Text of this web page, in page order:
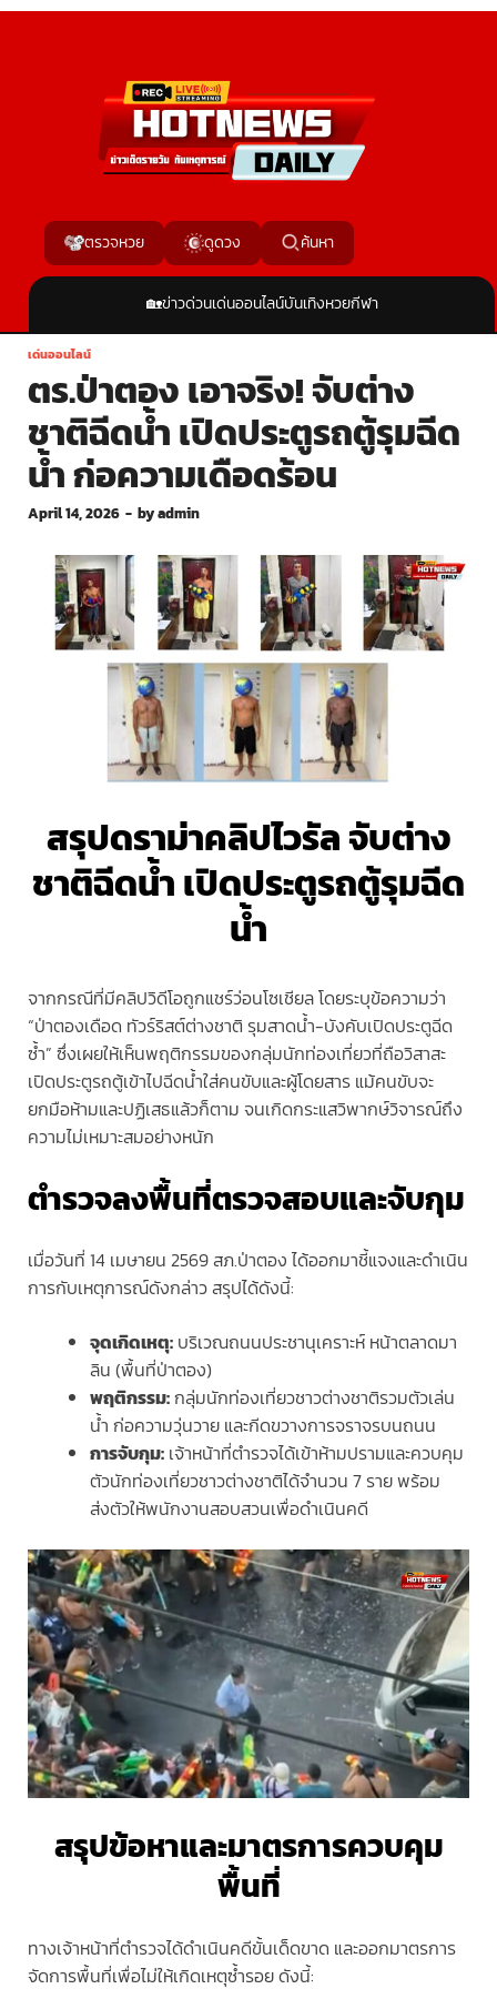
ตรวจหวย ดูดวง ค้นหา
🏡ข่าวด่วนเด่นออนไลน์บันเทิงหวยกีฬา
เด่นออนไลน์
ตร.ป่าตอง เอาจริง! จับต่าง
ชาติฉีดน้ำ เปิดประตูรถตู้รุมฉีด
น้ำ ก่อความเดือดร้อน
April 14, 2026 - byadmin
สรุปดราม่าคลิปไวรัลจับต่าง
ชาติฉีดน้ำเปิดประตูรถตู้รุมฉีด
น้ำ
จากกรณีที่มีคลิปวิดีโอถูกแชร์ว่อนโซเชียล โดยระบุข้อความว่า
“ป่าตองเดือด ทัวร์ริสต์ต่างชาติ รุมสาดน้ำ-บังคับเปิดประตูฉีด
ซ้ำ” ซึ่งเผยให้เห็นพฤติกรรมของกลุ่มนักท่องเที่ยวที่ถือวิสาสะ
เปิดประตูรถตู้เข้าไปฉีดน้ำใส่คนขับและผู้โดยสาร แม้คนขับจะ
ยกมือห้ามและปฏิเสธแล้วก็ตาม จนเกิดกระแสวิพากษ์วิจารณ์ถึง
ความไม่เหมาะสมอย่างหนัก
ตำรวจลงพื้นที่ตรวจสอบและจับกุม
เมื่อวันที่ 14 เมษายน 2569 สภ.ป่าตอง ได้ออกมาชี้แจงและดำเนิน
การกับเหตุการณ์ดังกล่าว สรุปได้ดังนี้:
จุดเกิดเหตุ: บริเวณถนนประชานุเคราะห์ หน้าตลาดมา
ลิน (พื้นที่ป่าตอง)
พฤติกรรม:กลุ่มนักท่องเที่ยวชาวต่างชาติรวมตัวเล่น
น้ำ ก่อความวุ่นวาย และกีดขวางการจราจรบนถนน
การจับกุม: เจ้าหน้าที่ตำรวจได้เข้าห้ามปรามและควบคุม
ตัวนักท่องเที่ยวชาวต่างชาติได้จำนวน 7 ราย พร้อม
ส่งตัวให้พนักงานสอบสวนเพื่อดำเนินคดี
สรุปข้อหาและมาตรการควบคุม
พื้นที่
ทางเจ้าหน้าที่ตำรวจได้ดำเนินคดีขั้นเด็ดขาด และออกมาตรการ
จัดการพื้นที่เพื่อไม่ให้เกิดเหตุซ้ำรอย ดังนี้: